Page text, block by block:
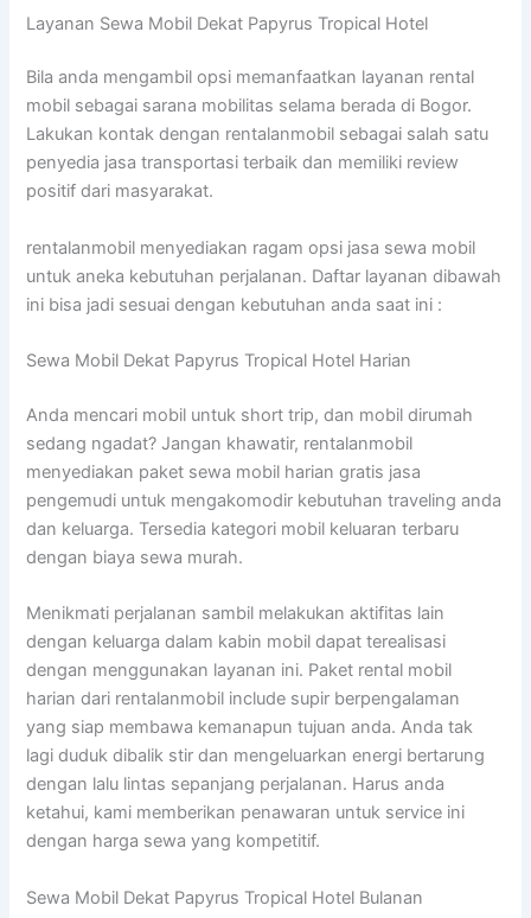
Layanan Sewa Mobil Dekat Papyrus Tropical Hotel
Bila anda mengambil opsi memanfaatkan layanan rental
mobil sebagai sarana mobilitas selama berada di Bogor.
Lakukan kontak dengan rentalanmobil sebagai salah satu
penyedia jasa transportasi terbaik dan memiliki review
positif dari masyarakat.
rentalanmobil menyediakan ragam opsi jasa sewa mobil
untuk aneka kebutuhan perjalanan. Daftar layanan dibawah
ini bisa jadi sesuai dengan kebutuhan anda saat ini :
Sewa Mobil Dekat Papyrus Tropical Hotel Harian
Anda mencari mobil untuk short trip, dan mobil dirumah
sedang ngadat? Jangan khawatir, rentalanmobil
menyediakan paket sewa mobil harian gratis jasa
pengemudi untuk mengakomodir kebutuhan traveling anda
dan keluarga. Tersedia kategori mobil keluaran terbaru
dengan biaya sewa murah.
Menikmati perjalanan sambil melakukan aktifitas lain
dengan keluarga dalam kabin mobil dapat terealisasi
dengan menggunakan layanan ini. Paket rental mobil
harian dari rentalanmobil include supir berpengalaman
yang siap membawa kemanapun tujuan anda. Anda tak
lagi duduk dibalik stir dan mengeluarkan energi bertarung
dengan lalu lintas sepanjang perjalanan. Harus anda
ketahui, kami memberikan penawaran untuk service ini
dengan harga sewa yang kompetitif.
Sewa Mobil Dekat Papyrus Tropical Hotel Bulanan